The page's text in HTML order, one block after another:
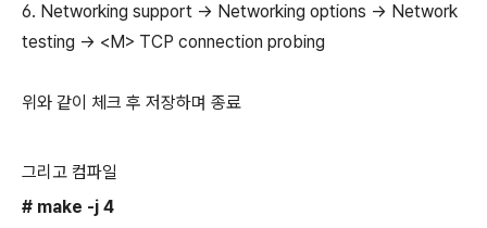
6. Networking support -> Networking options -> Network
testing -> <M> TCP connection probing
위와 같이 체크 후 저장하며 종료
그리고 컴파일
# make -j 4